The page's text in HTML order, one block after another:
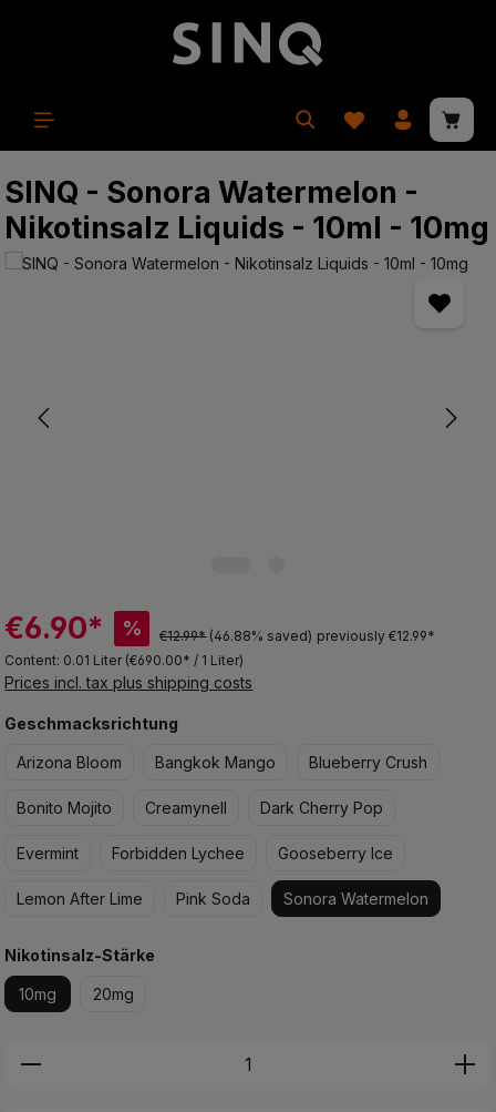
SINQ - Sonora Watermelon -
Nikotinsalz Liquids - 10ml - 10mg
Skip image gallery
€6.90* % €12.99* (46.88% saved) previously €12.99*
Content: 0.01 Liter (€690.00* / 1 Liter)
Prices incl. tax plus shipping costs
Select
Geschmacksrichtung
Arizona Bloom Bangkok Mango Blueberry Crush
Bonito Mojito Creamynell Dark Cherry Pop
Evermint Forbidden Lychee Gooseberry Ice
Lemon After Lime Pink Soda Sonora Watermelon
Select
Nikotinsalz-Stärke
10mg 20mg
Produkt Anzahl: Gib den gewünschten